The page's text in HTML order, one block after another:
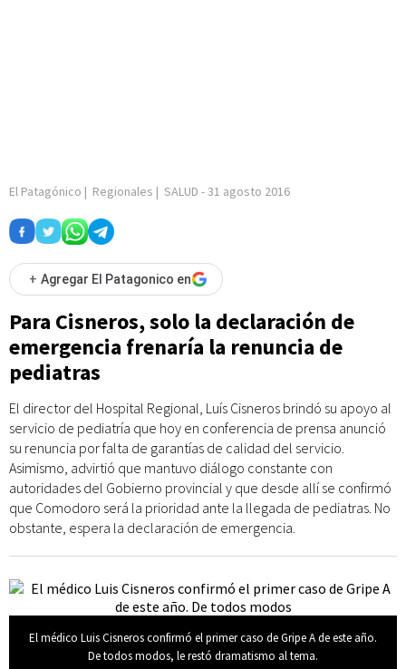
El Patagónico | Regionales | SALUD -31 agosto 2016
+ Agregar El Patagonico en
Para Cisneros, solo la declaración de
emergencia frenaría la renuncia de
pediatras
El director del Hospital Regional, Luís Cisneros brindó su apoyo al
servicio de pediatría que hoy en conferencia de prensa anunció
su renuncia por falta de garantías de calidad del servicio.
Asimismo, advirtió que mantuvo diálogo constante con
autoridades del Gobierno provincial y que desde allí se confirmó
que Comodoro será la prioridad ante la llegada de pediatras. No
obstante, espera la declaración de emergencia.
El médico Luis Cisneros confirmó el primer caso de Gripe A de este año.
De todos modos, le restó dramatismo al tema.